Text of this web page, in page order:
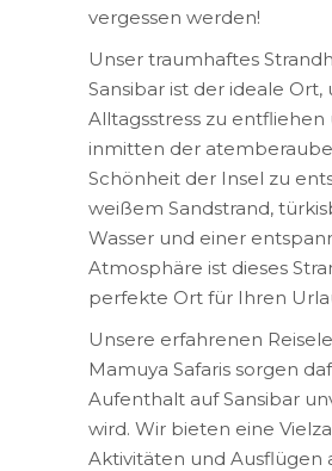
vergessen werden!
Unser traumhaftes
Sansibar ist der ideale Ort,
Alltagsstress zu entfliehen
inmitten der
Schönheit der Insel zu
weißem Sandstrand,
Wasser und einer
Atmosphäre ist dieses
perfekte Ort für Ihren
Unsere erfahrenen
Mamuya Safaris sorgen
Aufenthalt auf Sansibar
wird. Wir bieten eine
Aktivitäten und Ausflügen